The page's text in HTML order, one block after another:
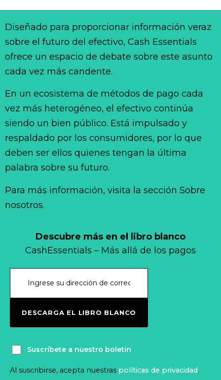
Descubre más en el libro blanco
CashEssentials – Más allá de los pagos
DESCARGA EL LIBRO BLANCO
Suscríbete a nuestro boletín
Al suscribirse, acepta nuestras políticas de privacidad.
Diseñado para proporcionar información veraz
sobre el futuro del efectivo, Cash Essentials
ofrece un espacio de debate sobre este asunto
cada vez más candente.
En un ecosistema de métodos de pago cada
vez más heterogéneo, el efectivo continúa
siendo un bien público. Está impulsado y
respaldado por los consumidores, por lo que
deben ser ellos quienes tengan la última
palabra sobre su futuro.
Para más información, visita la sección Sobre
nosotros.